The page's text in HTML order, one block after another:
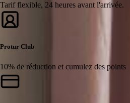
Tarif flexible, 24 heures avant l'arrivée.
Protur Club
10% de réduction et cumulez des points